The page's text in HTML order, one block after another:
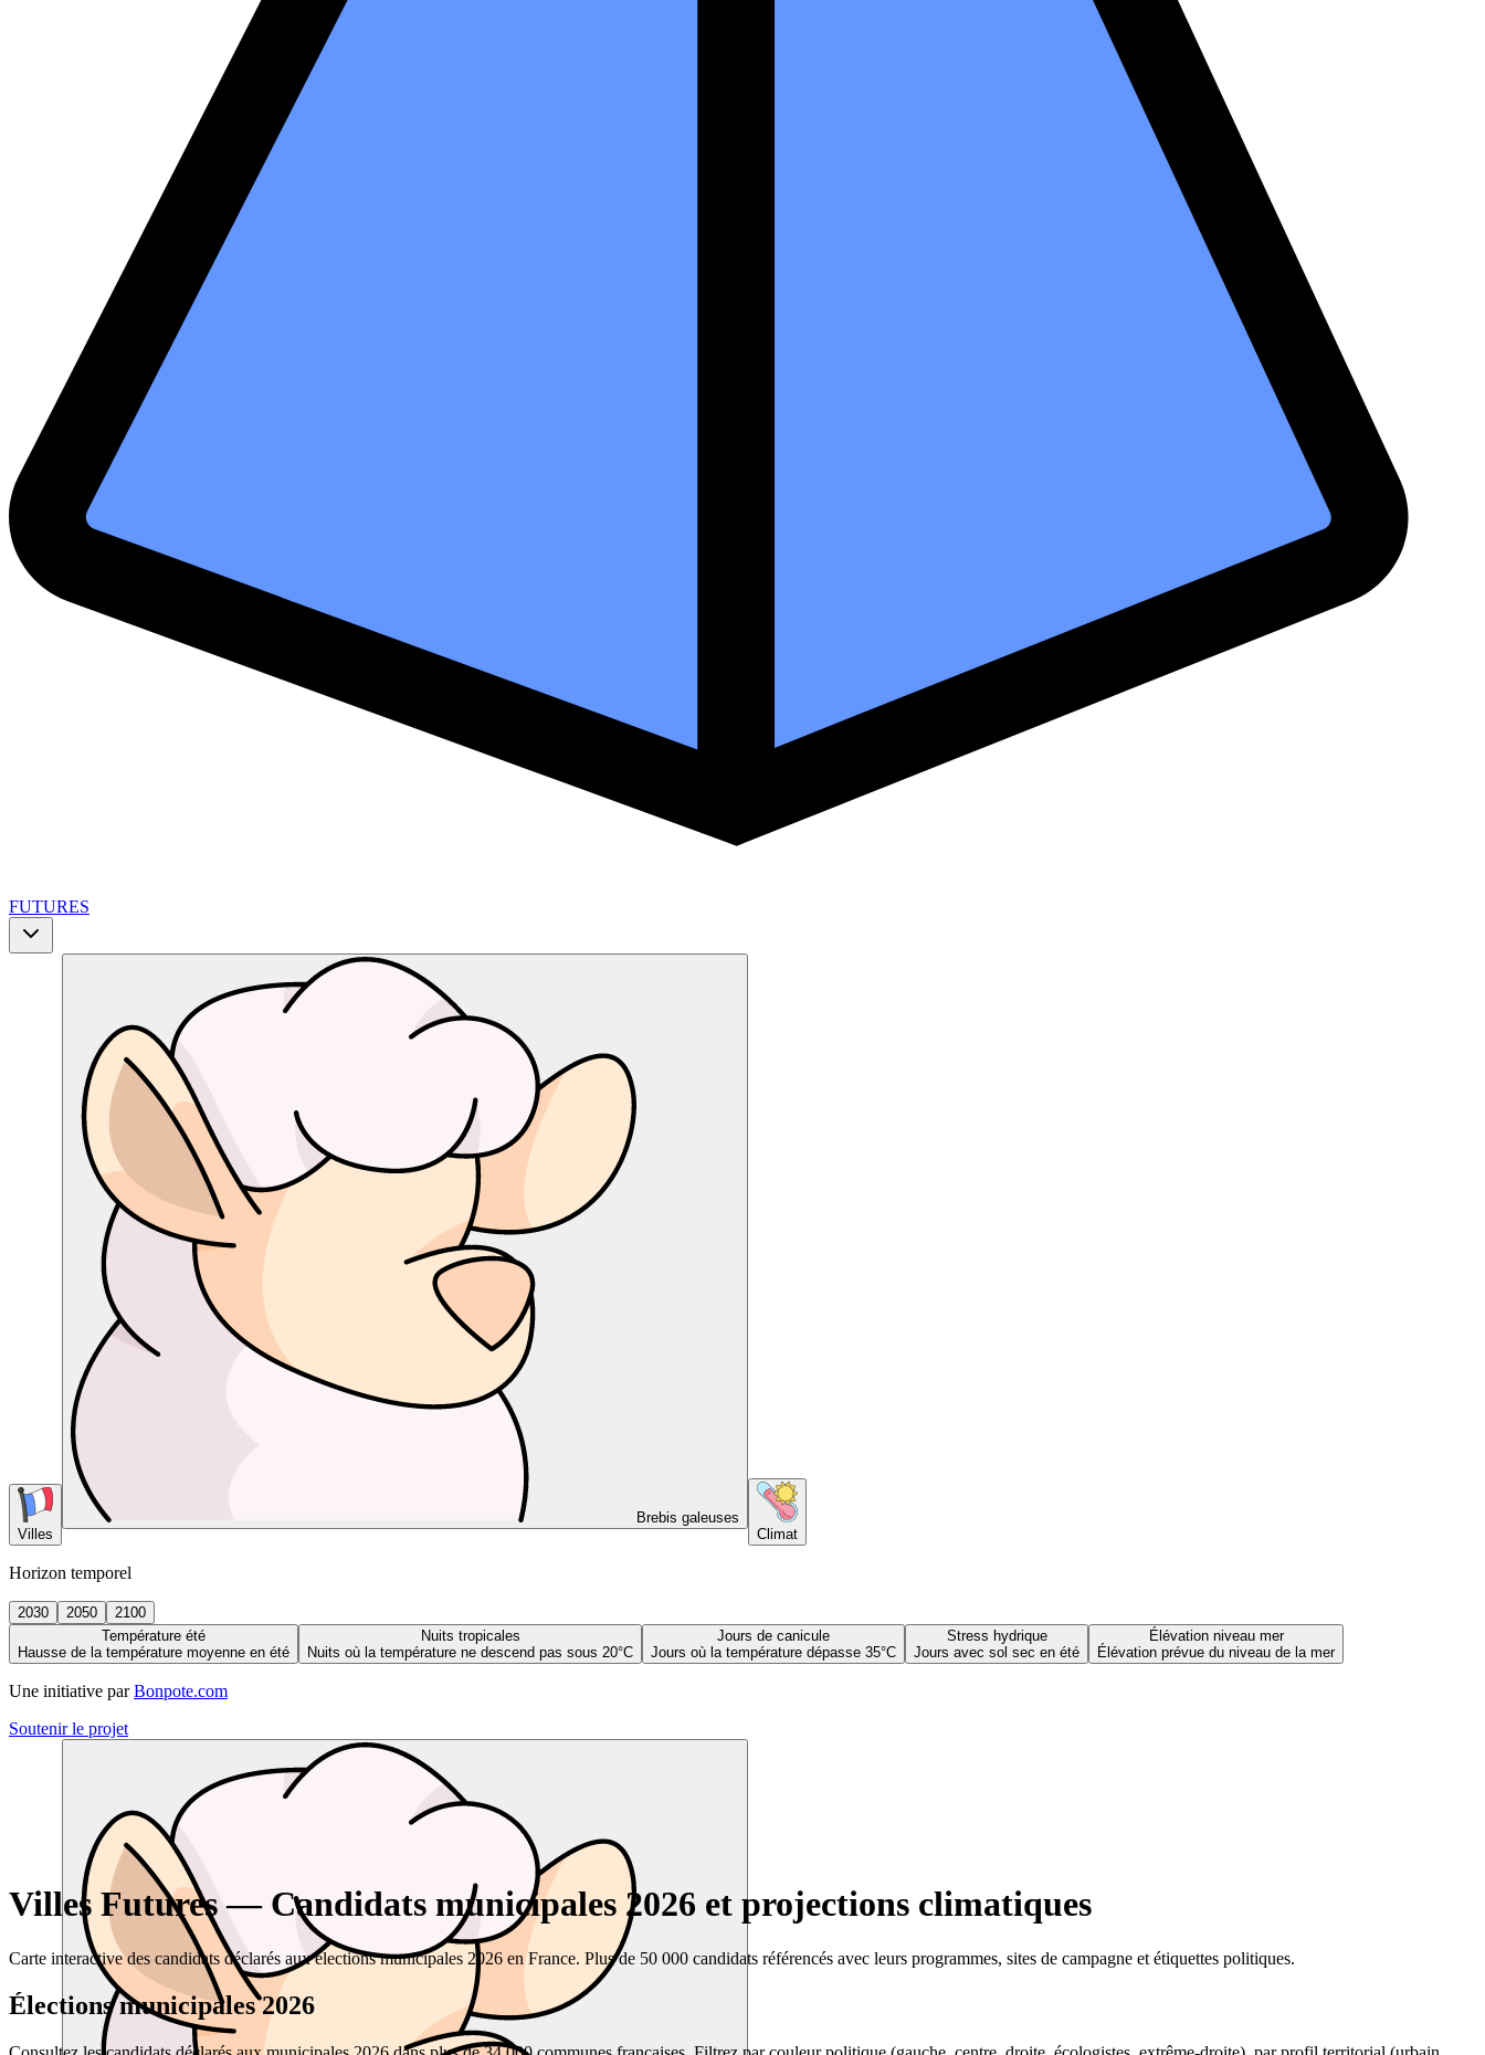
FUTURES
Villes
Brebis galeuses
Climat
Horizon temporel
2030 2050
2100
Température été
Hausse de la température moyenne en été
Nuits tropicales
Nuits où la température ne descend pas sous 20°C
Jours de canicule
Jours où la température dépasse 35°C
Stress hydrique
Jours avec sol sec en été
Élévation niveau mer
Élévation prévue du niveau de la mer
Une initiative par Bonpote.com
Soutenir le projet
Villes Futures — Candidats municipales 2026 et projections climatiques
Carte interactive des candidats déclarés aux élections municipales 2026 en France. Plus de 50 000 candidats référencés avec leurs programmes, sites de campagne et étiquettes politiques.
Élections municipales 2026